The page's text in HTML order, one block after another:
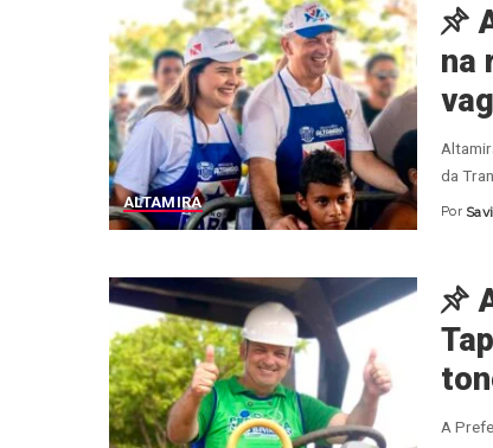
ALTAMIRA
na
da
Posted
Por
A